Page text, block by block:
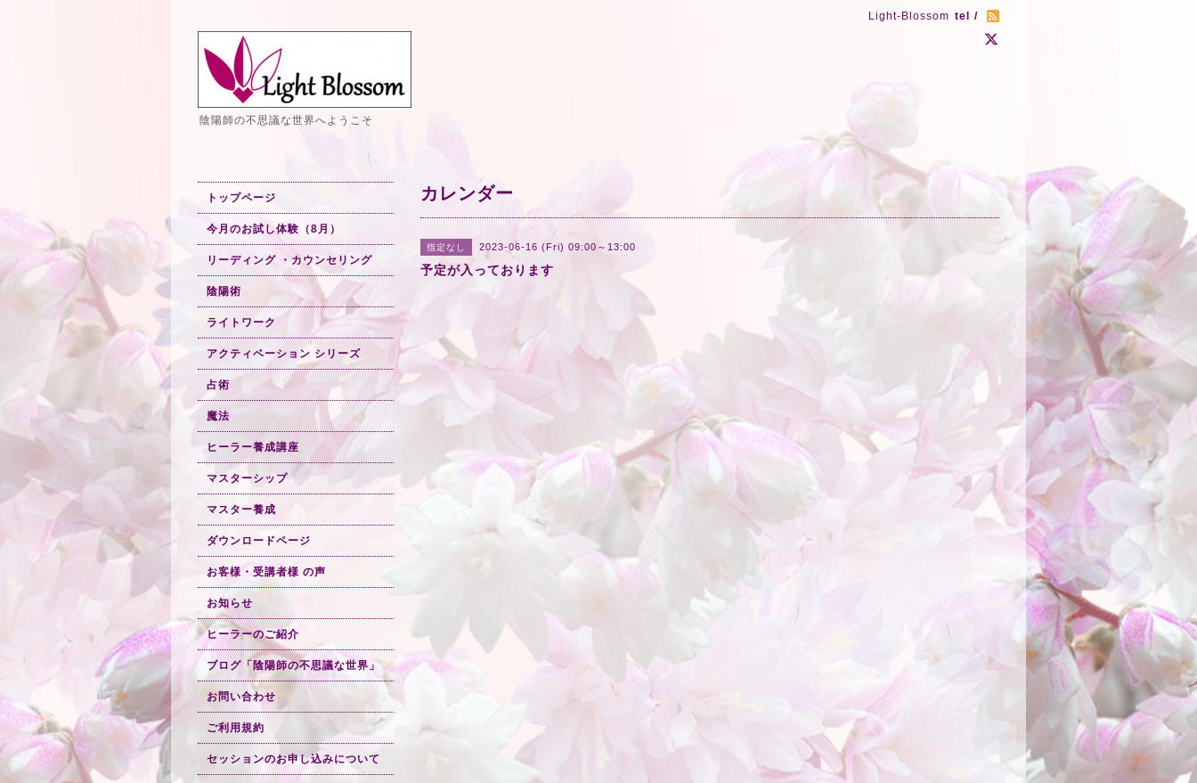
Light-Blossom tel /
陰陽師の不思議な世界へようこそ
カレンダー
指定なし 2023-06-16 (Fri) 09:00～13:00
予定が入っております
トップページ
今月のお試し体験（8月）
リーディング ・カウンセリング
陰陽術
ライトワーク
アクティベーション シリーズ
占術
魔法
ヒーラー養成講座
マスターシップ
マスター養成
ダウンロードページ
お客様・受講者様 の声
お知らせ
ヒーラーのご紹介
ブログ「陰陽師の不思議な世界」
お問い合わせ
ご利用規約
セッションのお申し込みについて